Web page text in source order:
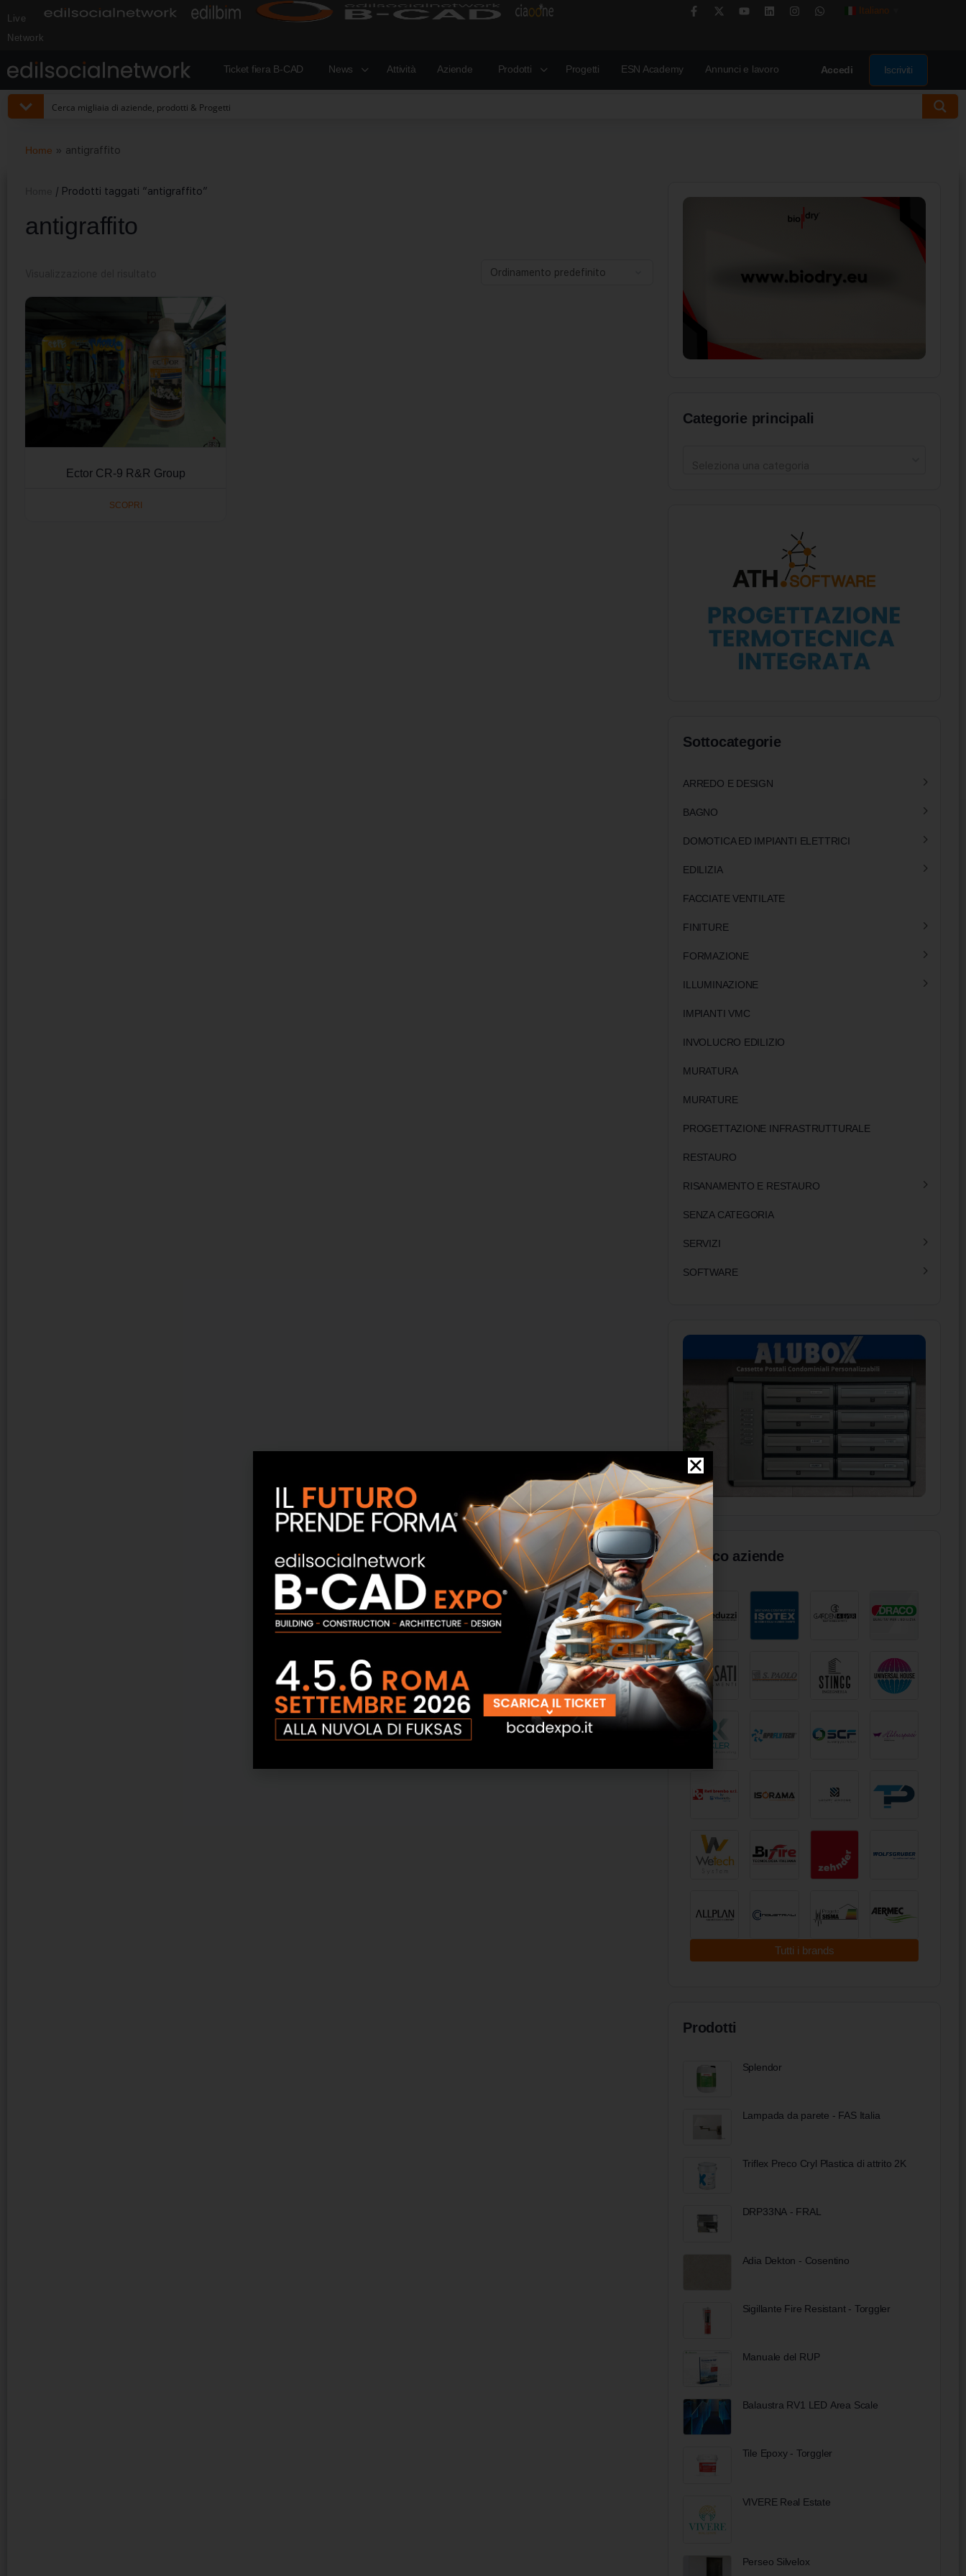
Live
Network
Italiano
Ticket fiera B-CAD News Attività Aziende Prodotti Progetti ESN Academy Annunci e lavoro Accedi Iscriviti
Home » antigraffito
/ Prodotti taggati “antigraffito”
antigraffito
Ector CR-9 R&R Group
SCOPRI
Categorie principali
Sottocategorie
ARREDO E DESIGN
BAGNO
DOMOTICA ED IMPIANTI ELETTRICI
EDILIZIA
FACCIATE VENTILATE
FINITURE
FORMAZIONE
ILLUMINAZIONE
IMPIANTI VMC
INVOLUCRO EDILIZIO
MURATURA
MURATURE
PROGETTAZIONE INFRASTRUTTURALE
RESTAURO
RISANAMENTO E RESTAURO
SENZA CATEGORIA
SERVIZI
SOFTWARE
Elenco aziende
Tutti i brands
Prodotti
Splendor
Lampada da parete - FAS Italia
Triflex Preco Cryl Plastica di attrito 2K
DRP33NA - FRAL
Adia Dekton - Cosentino
Sigillante Fire Resistant - Torggler
Manuale del RUP
Balaustra RV1 LED Area Scale
Tile Epoxy - Torggler
VIVERE Real Estate
Perseo Silvelox